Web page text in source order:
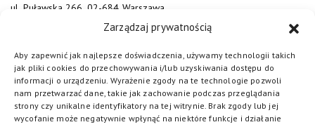
Zarządzaj prywatnością
Aby zapewnić jak najlepsze doświadczenia, używamy technologii takich
jak pliki cookies do przechowywania i/lub uzyskiwania dostępu do
informacji o urządzeniu. Wyrażenie zgody na te technologie pozwoli
nam przetwarzać dane, takie jak zachowanie podczas przeglądania
strony czy unikalne identyfikatory na tej witrynie. Brak zgody lub jej
wycofanie może negatywnie wpłynąć na niektóre funkcje i działanie
ul. Puławska 266, 02-684 Warszawa
sluzewiec@totalizator.pl
KONTAKT DLA MEDIÓW
media@torsluzewiec.pl
DOŁĄCZ DO NAS